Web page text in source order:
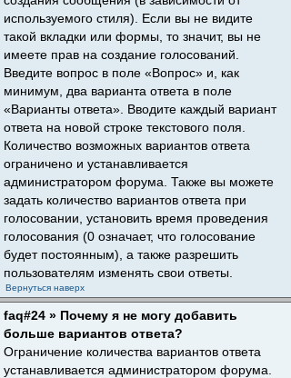
используемого стиля). Если вы не видите
такой вкладки или формы, то значит, вы не
имеете прав на создание голосований.
Введите вопрос в поле «Вопрос» и, как
минимум, два варианта ответа в поле
«Варианты ответа». Вводите каждый вариант
ответа на новой строке текстового поля.
Количество возможных вариантов ответа
ограничено и устанавливается
администратором форума. Также вы можете
задать количество вариантов ответа при
голосовании, установить время проведения
голосования (0 означает, что голосование
будет постоянным), а также разрешить
пользователям изменять свои ответы.
Вернуться наверх
faq#24 » Почему я не могу добавить
больше вариантов ответа?
Ограничение количества вариантов ответа
устанавливается администратором форума.